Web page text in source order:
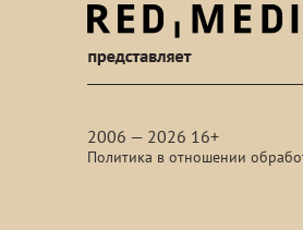
2006 — 2026 16+
Политика в отношении